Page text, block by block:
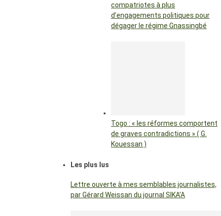
compatriotes à plus
d’engagements politiques pour
dégager le régime Gnassingbé
Togo : « les réformes comportent
de graves contradictions » ( G.
Kouessan )
Les plus lus
Lettre ouverte à mes semblables journalistes,
par Gérard Weissan du journal SIKA’A